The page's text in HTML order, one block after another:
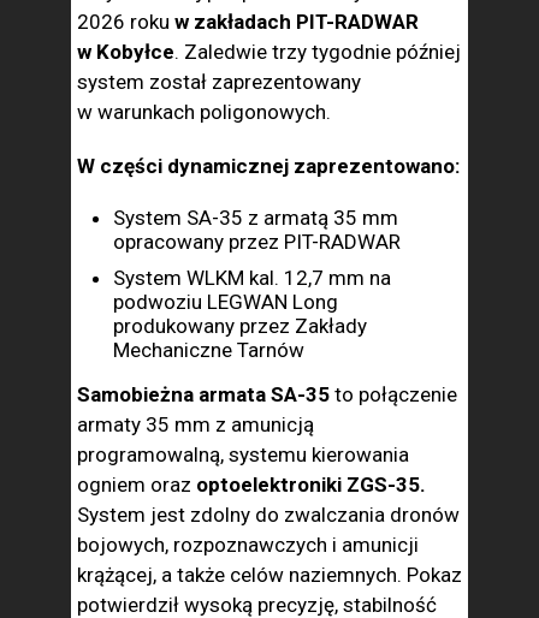
2026 roku w zakładach PIT-RADWAR
w Kobyłce. Zaledwie trzy tygodnie później
system został zaprezentowany
w warunkach poligonowych.
W części dynamicznej zaprezentowano:
System SA-35 z armatą 35 mm
opracowany przez PIT-RADWAR
System WLKM kal. 12,7 mm na
podwoziu LEGWAN Long
produkowany przez Zakłady
Mechaniczne Tarnów
Samobieżna armata SA-35 to połączenie
armaty 35 mm z amunicją
programowalną, systemu kierowania
ogniem oraz optoelektroniki ZGS-35.
System jest zdolny do zwalczania dronów
bojowych, rozpoznawczych i amunicji
krążącej, a także celów naziemnych. Pokaz
potwierdził wysoką precyzję, stabilność